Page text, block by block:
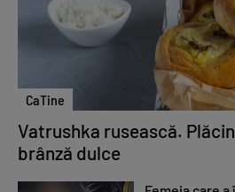
CaTine
Vatrushka rusească.
brânză dulce